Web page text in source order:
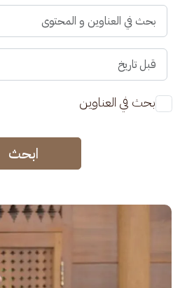
بحث في العناوين
ابحث
الصورة